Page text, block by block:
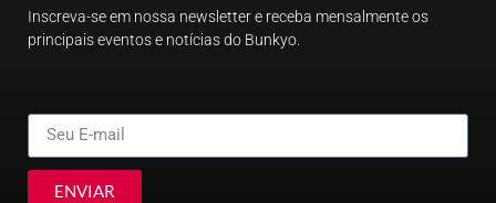
Inscreva-se em nossa newsletter e receba mensalmente os
principais eventos e notícias do Bunkyo.
ENVIAR